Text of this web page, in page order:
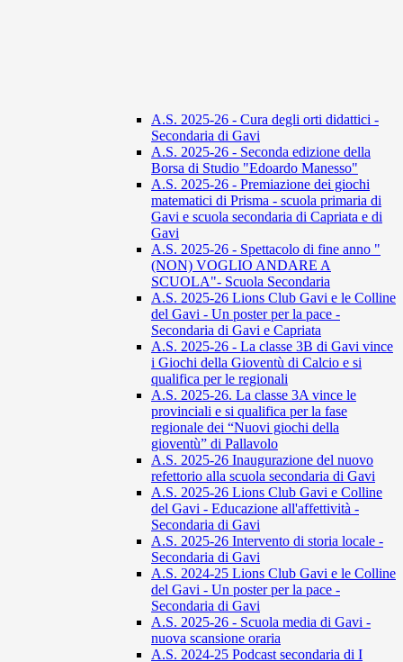
A.S. 2025-26 - Cura degli orti didattici -
Secondaria di Gavi
A.S. 2025-26 - Seconda edizione della
Borsa di Studio "Edoardo Manesso"
A.S. 2025-26 - Premiazione dei giochi
matematici di Prisma - scuola primaria di
Gavi e scuola secondaria di Capriata e di
Gavi
A.S. 2025-26 - Spettacolo di fine anno "
(NON) VOGLIO ANDARE A
SCUOLA"- Scuola Secondaria
A.S. 2025-26 Lions Club Gavi e le Colline
del Gavi - Un poster per la pace -
Secondaria di Gavi e Capriata
A.S. 2025-26 - La classe 3B di Gavi vince
i Giochi della Gioventù di Calcio e si
qualifica per le regionali
A.S. 2025-26. La classe 3A vince le
provinciali e si qualifica per la fase
regionale dei “Nuovi giochi della
gioventù” di Pallavolo
A.S. 2025-26 Inaugurazione del nuovo
refettorio alla scuola secondaria di Gavi
A.S. 2025-26 Lions Club Gavi e Colline
del Gavi - Educazione all'affettività -
Secondaria di Gavi
A.S. 2025-26 Intervento di storia locale -
Secondaria di Gavi
A.S. 2024-25 Lions Club Gavi e le Colline
del Gavi - Un poster per la pace -
Secondaria di Gavi
A.S. 2025-26 - Scuola media di Gavi -
nuova scansione oraria
A.S. 2024-25 Podcast secondaria di I